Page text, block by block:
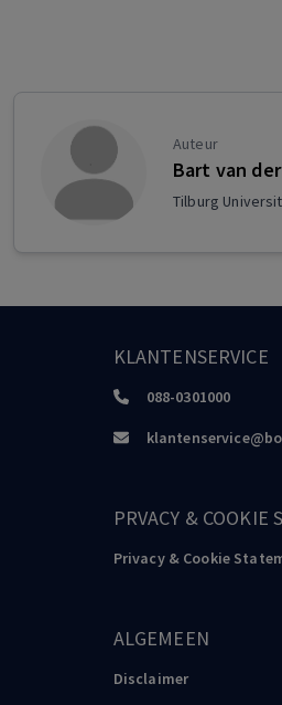
Auteur
Bart van
Tilburg
KLANTENSERVICE
088-0301000
PRVACY & COOKIE
Privacy & Cookie
ALGEMEEN
Disclaimer